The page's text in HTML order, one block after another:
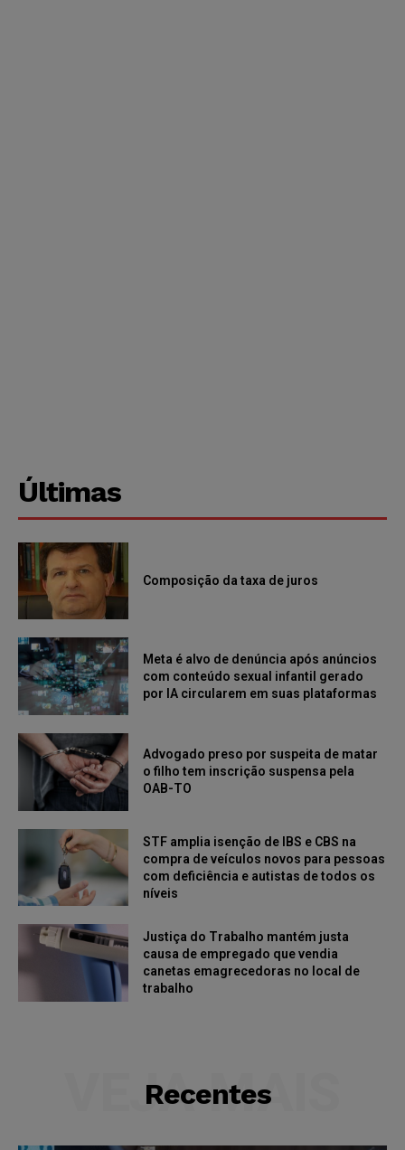
Últimas
Composição da taxa de juros
Meta é alvo de denúncia após anúncios
com conteúdo sexual infantil gerado
por IA circularem em suas plataformas
Advogado preso por suspeita de matar
o filho tem inscrição suspensa pela
OAB-TO
STF amplia isenção de IBS e CBS na
compra de veículos novos para pessoas
com deficiência e autistas de todos os
níveis
Justiça do Trabalho mantém justa
causa de empregado que vendia
canetas emagrecedoras no local de
trabalho
Recentes
VEJA MAIS